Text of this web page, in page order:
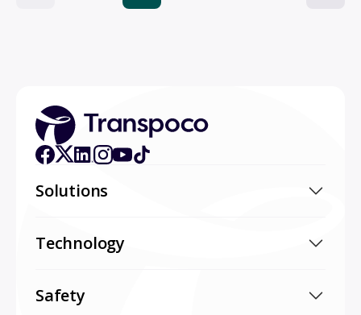
Solutions
Technology
Safety